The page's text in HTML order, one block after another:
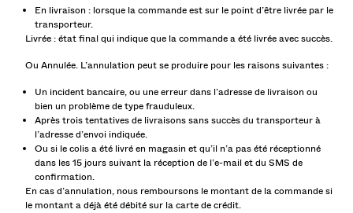
En livraison : lorsque la commande est sur le point d’être livrée par le
transporteur.
Livrée : état final qui indique que la commande a été livrée avec succès.
Ou Annulée. L’annulation peut se produire pour les raisons suivantes :
Un incident bancaire, ou une erreur dans l’adresse de livraison ou
bien un problème de type frauduleux.
Après trois tentatives de livraisons sans succès du transporteur à
l’adresse d’envoi indiquée.
Ou si le colis a été livré en magasin et qu’il n’a pas été réceptionné
dans les 15 jours suivant la réception de l’e-mail et du SMS de
confirmation.
En cas d’annulation, nous remboursons le montant de la commande si
le montant a déjà été débité sur la carte de crédit.